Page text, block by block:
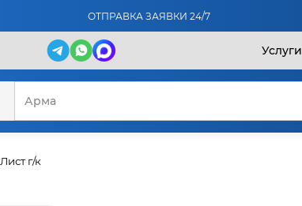
ОТПРАВКА ЗАЯВКИ 24/7
Услуги
Лист г/к